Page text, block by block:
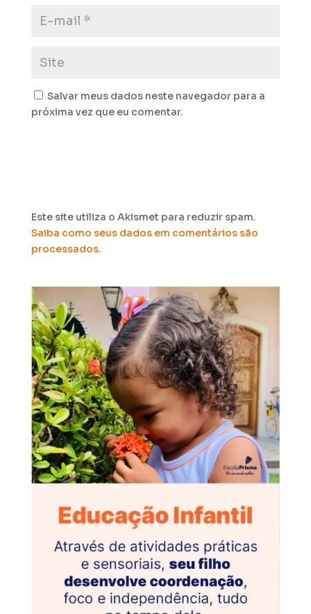
Salvar meus dados neste navegador para a
próxima vez que eu comentar.
Este site utiliza o Akismet para reduzir spam.
Saiba como seus dados em comentários são
processados.